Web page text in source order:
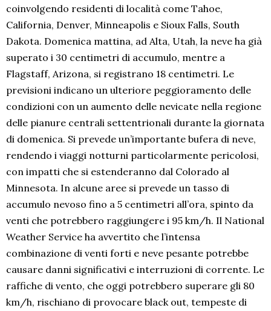
coinvolgendo residenti di località come Tahoe,
California, Denver, Minneapolis e Sioux Falls, South
Dakota. Domenica mattina, ad Alta, Utah, la neve ha già
superato i 30 centimetri di accumulo, mentre a
Flagstaff, Arizona, si registrano 18 centimetri. Le
previsioni indicano un ulteriore peggioramento delle
condizioni con un aumento delle nevicate nella regione
delle pianure centrali settentrionali durante la giornata
di domenica. Si prevede un’importante bufera di neve,
rendendo i viaggi notturni particolarmente pericolosi,
con impatti che si estenderanno dal Colorado al
Minnesota. In alcune aree si prevede un tasso di
accumulo nevoso fino a 5 centimetri all’ora, spinto da
venti che potrebbero raggiungere i 95 km/h. Il National
Weather Service ha avvertito che l’intensa
combinazione di venti forti e neve pesante potrebbe
causare danni significativi e interruzioni di corrente. Le
raffiche di vento, che oggi potrebbero superare gli 80
km/h, rischiano di provocare black out, tempeste di